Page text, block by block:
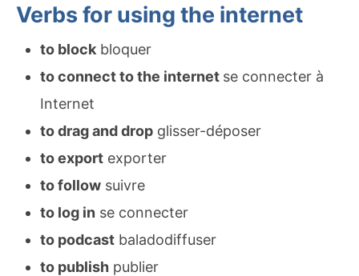
Verbs for using the internet
to block bloquer
to connect to the internet se connecter à
Internet
to drag and drop glisser-déposer
to export exporter
to follow suivre
to log in se connecter
to podcast baladodiffuser
to publish publier